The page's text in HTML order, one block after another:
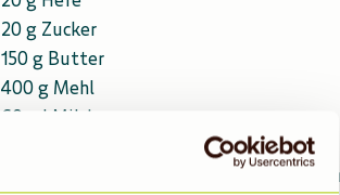
20 g Zucker
150 g Butter
400 g Mehl
60 ml Milch
8 Brioche-Formen (alternativ Muffin-